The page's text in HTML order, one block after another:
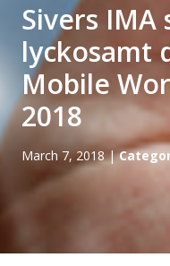
Sivers
lyckosamt
Mobile
2018
March 7, 2018|